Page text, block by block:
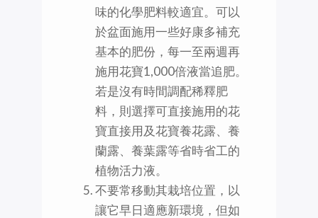
味的化學肥料較適宜。可以
於盆面施用一些好康多補充
基本的肥份，每一至兩週再
施用花寶1,000倍液當追肥。
若是沒有時間調配稀釋肥
料，則選擇可直接施用的花
寶直接用及花寶養花露、養
蘭露、養葉露等省時省工的
植物活力液。
不要常移動其栽培位置，以
讓它早日適應新環境，但如